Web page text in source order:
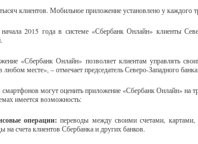
клиентов. Мобильное приложение установлено у каждого
2015 года в системе «Сбербанк Онлайн» клиенты
«Сбербанк Онлайн» позволяет клиентам управлять
месте», – отмечает председатель Северо-Западного
смартфонов могут оценить приложение «Сбербанк Онлайн»
имеется возможность:
операции: переводы между своими счетами,
на счета клиентов Сбербанка и других банков.